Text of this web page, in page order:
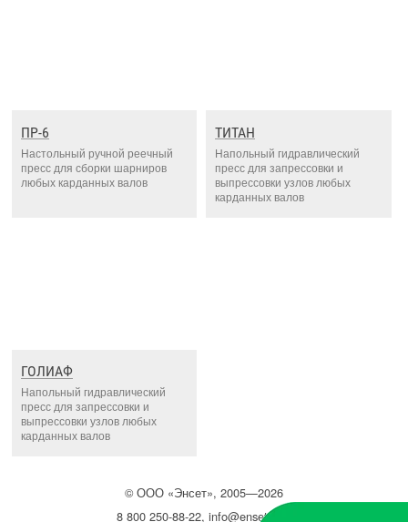
ПР-6
Настольный ручной реечный
пресс для сборки шарниров
любых карданных валов
ТИТАН
Напольный гидравлический
пресс для запрессовки и
выпрессовки узлов любых
карданных валов
ГОЛИАФ
Напольный гидравлический
пресс для запрессовки и
выпрессовки узлов любых
карданных валов
©ООО«Энсет», 2005—2026
8 800 250-88-22,info@enset.ru